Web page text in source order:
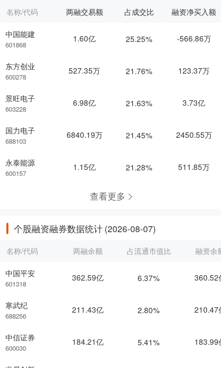
名称/代码
中国能建
601868
东方创业
600278
景旺电子
603228
国力电子
688103
永泰能源
600157
两融交易额 占成交比 融资净买入额
1.60亿 25.25% -566.86万
527.35万 21.76% 123.37万
6.98亿 21.63% 3.73亿
6840.19万 21.45% 2450.55万
1.15亿 21.28% 511.85万
查看更多
个股融资融券数据统计 (2026-08-07)
名称/代码
中国平安
601318
寒武纪
688256
中信证券
600030
两融余额 占流通市值比 融资余
362.59亿 6.37% 360.52
211.43亿 2.80% 210.47
184.21亿 5.41% 183.99